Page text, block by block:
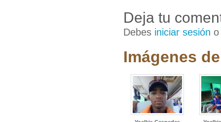
Deja tu
Debes iniciar sesión
Imágenes